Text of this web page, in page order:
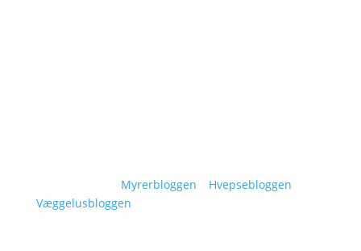
Myrerbloggen Hvepsebloggen
Væggelusbloggen